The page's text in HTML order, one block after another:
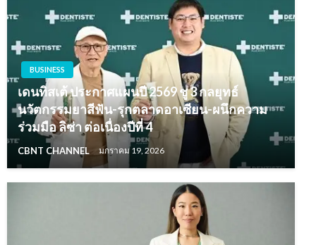
BUSINESS
เดนทิสเต้ ประกาศแผนปี 2569 ชู 3 กลยุทธ์
นวัตกรรมยาสีฟัน-รุกตลาดอาเซียน-ผนึกความ
ร่วมมือ ลิซ่า ต่อเนื่องปีที่ 4
CBNT CHANNEL มกราคม 19, 2026